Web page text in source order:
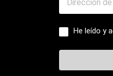
He leído y